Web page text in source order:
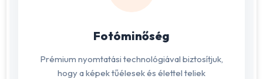
Fotóminőség
Prémium nyomtatási technológiával biztosítjuk,
hogy a képek tűélesek és élettel teliek